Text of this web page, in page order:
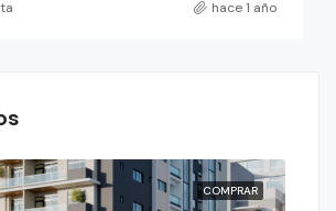
hace 1 año
COMPRAR